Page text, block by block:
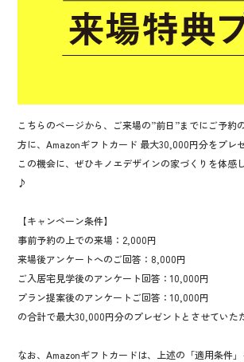
こちらのページから、ご来場の”前日”までにご予約
方に、Amazonギフトカード 最大30,000円分をプレ
この機会に、ぜひキノエデザインの家づくりを体感
♪
【キャンペーン条件】
事前予約の上での来場：2,000円
来場後アンケートへのご回答：8,000円
ご入居宅見学後のアンケート回答：10,000円
プラン提案後のアンケートご回答：10,000円
の合計で最大30,000円分のプレゼントとさせていた
なお、Amazonギフトカードは、上述の「適用条件